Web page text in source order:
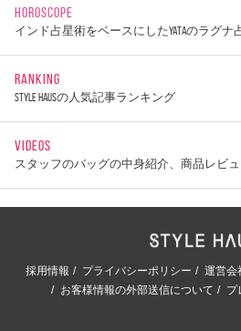
HOROSCOPE
インド占星術をベースにしたYATAのラグナ
RANKING
STYLE HAUSの人気記事ランキング
VIDEOS
スタッフのバッグの中身紹介、商品レビ
採用情報 プライバシーポリシー 運営会
お客様情報の外部送信について
プ